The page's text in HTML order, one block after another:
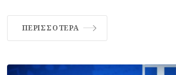
ΠΕΡΙΣΣΌΤΕΡΑ